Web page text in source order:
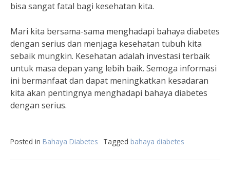
bisa sangat fatal bagi kesehatan kita.
Mari kita bersama-sama menghadapi bahaya diabetes
dengan serius dan menjaga kesehatan tubuh kita
sebaik mungkin. Kesehatan adalah investasi terbaik
untuk masa depan yang lebih baik. Semoga informasi
ini bermanfaat dan dapat meningkatkan kesadaran
kita akan pentingnya menghadapi bahaya diabetes
dengan serius.
Posted in Bahaya Diabetes Tagged bahaya diabetes